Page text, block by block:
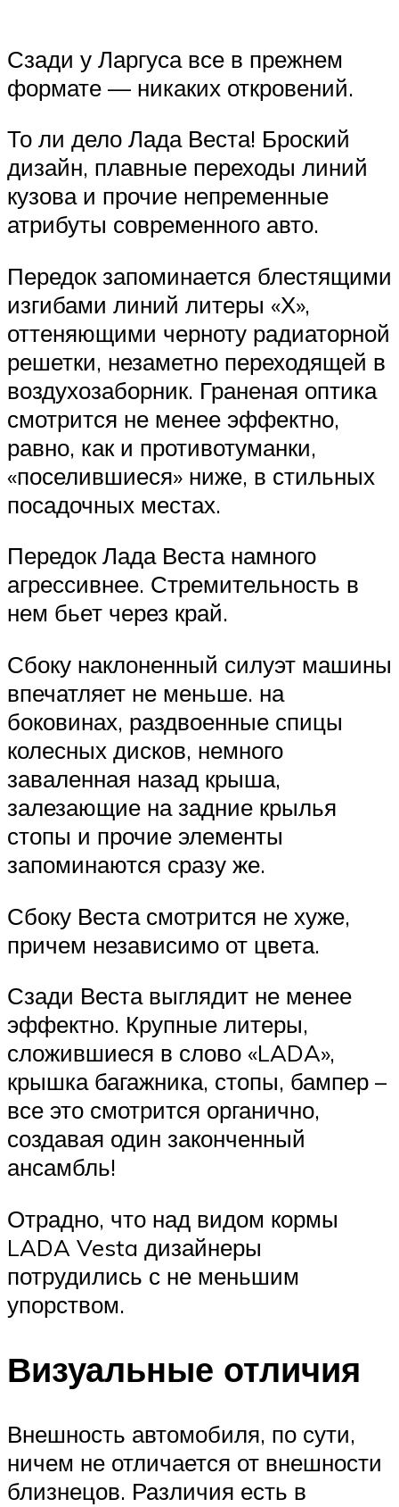
Сзади у Ларгуса все в прежнем
формате — никаких откровений.
То ли дело Лада Веста! Броский
дизайн, плавные переходы линий
кузова и прочие непременные
атрибуты современного авто.
Передок запоминается блестящими
изгибами линий литеры «Х»,
оттеняющими черноту радиаторной
решетки, незаметно переходящей в
воздухозаборник. Граненая оптика
смотрится не менее эффектно,
равно, как и противотуманки,
«поселившиеся» ниже, в стильных
посадочных местах.
Передок Лада Веста намного
агрессивнее. Стремительность в
нем бьет через край.
Сбоку наклоненный силуэт машины
впечатляет не меньше. на
боковинах, раздвоенные спицы
колесных дисков, немного
заваленная назад крыша,
залезающие на задние крылья
стопы и прочие элементы
запоминаются сразу же.
Сбоку Веста смотрится не хуже,
причем независимо от цвета.
Сзади Веста выглядит не менее
эффектно. Крупные литеры,
сложившиеся в слово «LADA»,
крышка багажника, стопы, бампер –
все это смотрится органично,
создавая один законченный
ансамбль!
Отрадно, что над видом кормы
LADA Vesta дизайнеры
потрудились с не меньшим
упорством.
Визуальные отличия
Внешность автомобиля, по сути,
ничем не отличается от внешности
близнецов. Различия есть в